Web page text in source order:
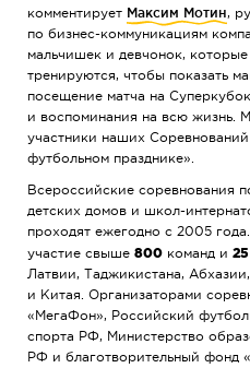
комментирует Максим Мотин,
по бизнес-коммуникациям
мальчишек и девчонок,
тренируются, чтобы показать
посещение матча на
и воспоминания на всю жизнь.
участники наших
футбольном празднике».
Всероссийские соревнования
детских домов и школ-
проходят ежегодно с 2005
участие свыше 800 команд и
Латвии, Таджикистана,
и Китая. Организаторами
«МегаФон», Российский
спорта РФ, Министерство
РФ и благотворительный фонд